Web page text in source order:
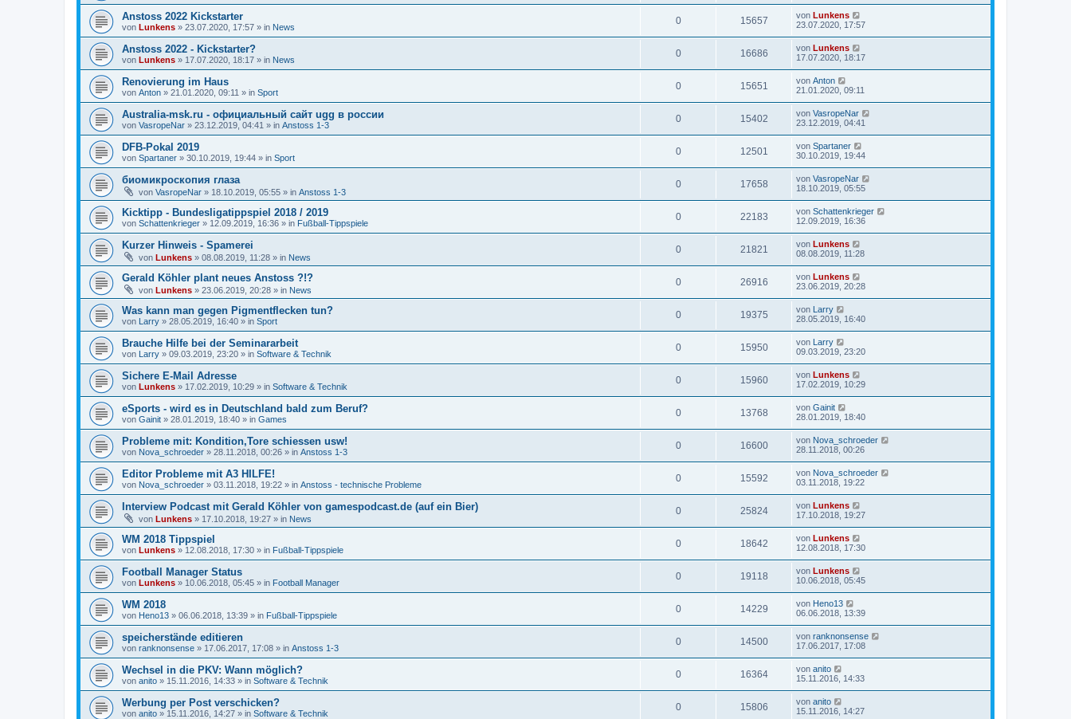
Anstoss 2022 Kickstarter
von Lunkens » 23.07.2020, 17:57 » in News
0 15657 von Lunkens
23.07.2020, 17:57
Anstoss 2022 - Kickstarter?
von Lunkens » 17.07.2020, 18:17 » in News
0 16686 von Lunkens
17.07.2020, 18:17
Renovierung im Haus
von Anton » 21.01.2020, 09:11 » in Sport
0 15651 von Anton
21.01.2020, 09:11
Australia-msk.ru - официальный сайт ugg в россии
von VasropeNar » 23.12.2019, 04:41 » in Anstoss 1-3
0 15402 von VasropeNar
23.12.2019, 04:41
DFB-Pokal 2019
von Spartaner » 30.10.2019, 19:44 » in Sport
0 12501 von Spartaner
30.10.2019, 19:44
биомикроскопия глаза
von VasropeNar » 18.10.2019, 05:55 » in Anstoss 1-3
0 17658 von VasropeNar
18.10.2019, 05:55
Kicktipp - Bundesligatippspiel 2018 / 2019
von Schattenkrieger » 12.09.2019, 16:36 » in Fußball-Tippspiele
0 22183 von Schattenkrieger
12.09.2019, 16:36
Kurzer Hinweis - Spamerei
von Lunkens » 08.08.2019, 11:28 » in News
0 21821 von Lunkens
08.08.2019, 11:28
Gerald Köhler plant neues Anstoss ?!?
von Lunkens » 23.06.2019, 20:28 » in News
0 26916 von Lunkens
23.06.2019, 20:28
Was kann man gegen Pigmentflecken tun?
von Larry » 28.05.2019, 16:40 » in Sport
0 19375 von Larry
28.05.2019, 16:40
Brauche Hilfe bei der Seminararbeit
von Larry » 09.03.2019, 23:20 » in Software & Technik
0 15950 von Larry
09.03.2019, 23:20
Sichere E-Mail Adresse
von Lunkens » 17.02.2019, 10:29 » in Software & Technik
0 15960 von Lunkens
17.02.2019, 10:29
eSports - wird es in Deutschland bald zum Beruf?
von Gainit » 28.01.2019, 18:40 » in Games
0 13768 von Gainit
28.01.2019, 18:40
Probleme mit: Kondition,Tore schiessen usw!
von Nova_schroeder » 28.11.2018, 00:26 » in Anstoss 1-3
0 16600 von Nova_schroeder
28.11.2018, 00:26
Editor Probleme mit A3 HILFE!
von Nova_schroeder » 03.11.2018, 19:22 » in Anstoss - technische Probleme
0 15592 von Nova_schroeder
03.11.2018, 19:22
Interview Podcast mit Gerald Köhler von gamespodcast.de (auf ein Bier)
von Lunkens » 17.10.2018, 19:27 » in News
0 25824 von Lunkens
17.10.2018, 19:27
WM 2018 Tippspiel
von Lunkens » 12.08.2018, 17:30 » in Fußball-Tippspiele
0 18642 von Lunkens
12.08.2018, 17:30
Football Manager Status
von Lunkens » 10.06.2018, 05:45 » in Football Manager
0 19118 von Lunkens
10.06.2018, 05:45
WM 2018
von Heno13 » 06.06.2018, 13:39 » in Fußball-Tippspiele
0 14229 von Heno13
06.06.2018, 13:39
speicherstände editieren
von ranknonsense » 17.06.2017, 17:08 » in Anstoss 1-3
0 14500 von ranknonsense
17.06.2017, 17:08
Wechsel in die PKV: Wann möglich?
von anito » 15.11.2016, 14:33 » in Software & Technik
0 16364 von anito
15.11.2016, 14:33
Werbung per Post verschicken?
von anito » 15.11.2016, 14:27 » in Software & Technik
0 15806 von anito
15.11.2016, 14:27